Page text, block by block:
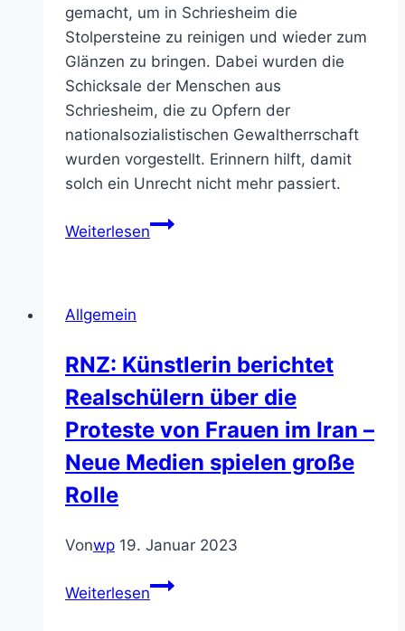
gemacht, um in Schriesheim die
Stolpersteine zu reinigen und wieder zum
Glänzen zu bringen. Dabei wurden die
Schicksale der Menschen aus
Schriesheim, die zu Opfern der
nationalsozialistischen Gewaltherrschaft
wurden vorgestellt. Erinnern hilft, damit
solch ein Unrecht nicht mehr passiert.
WeiterlesenStolpersteine
Allgemein
RNZ: Künstlerin berichtet
Realschülern über die
Proteste von Frauen im Iran –
Neue Medien spielen große
Rolle
Vonwp 19. Januar 2023
WeiterlesenRNZ: